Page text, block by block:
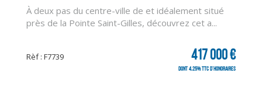
À deux pas du centre-ville de et idéalement situé
près de la Pointe Saint-Gilles, découvrez cet a...
Rèf : F7739 417 000 €
dont 4.25% TTC d'honoraires